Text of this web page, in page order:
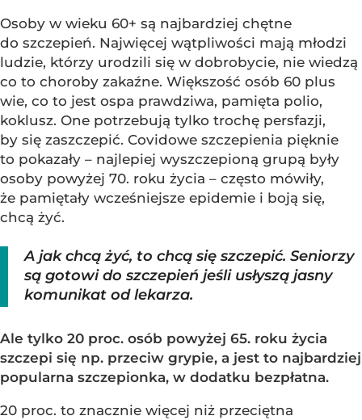
Osoby w wieku 60+ są najbardziej chętne
do szczepień. Najwięcej wątpliwości mają młodzi
ludzie, którzy urodzili się w dobrobycie, nie wiedzą
co to choroby zakaźne. Większość osób 60 plus
wie, co to jest ospa prawdziwa, pamięta polio,
koklusz. One potrzebują tylko trochę persfazji,
by się zaszczepić. Covidowe szczepienia pięknie
to pokazały – najlepiej wyszczepioną grupą były
osoby powyżej 70. roku życia – często mówiły,
że pamiętały wcześniejsze epidemie i boją się,
chcą żyć.
A jak chcą żyć, to chcą się szczepić. Seniorzy
są gotowi do szczepień jeśli usłyszą jasny
komunikat od lekarza.
Ale tylko 20 proc. osób powyżej 65. roku życia
szczepi się np. przeciw grypie, a jest to najbardziej
popularna szczepionka, w dodatku bezpłatna.
20 proc. to znacznie więcej niż przeciętna